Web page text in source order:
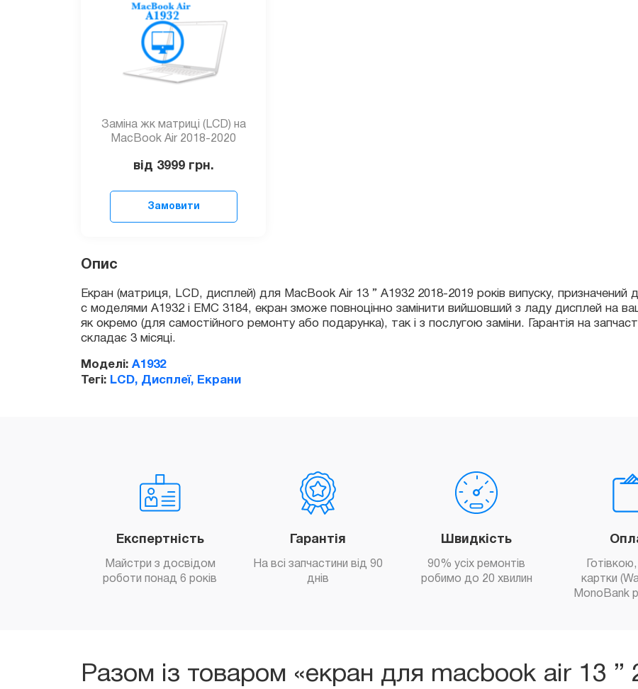
Заміна жк матриці (LCD) на
MacBook Air 2018-2020
від 3999 грн.
Замовити
Опис
c моделями A1932 і EMC 3184, екран зможе повноцінно замінити вийшовший з ладу дисплей на вашому
складає 3 місяці.
Моделі: A1932
Тегі: LCD, Дисплеї, Екрани
Експертність
Майстри з досвідом
роботи понад 6 років
Гарантія
На всі запчастини від 90
днів
Швидкість
90% усіх ремонтів
робимо до 20 хвилин
картки
MonoBank
Разом із товаром «екран для macbook air 13 ”